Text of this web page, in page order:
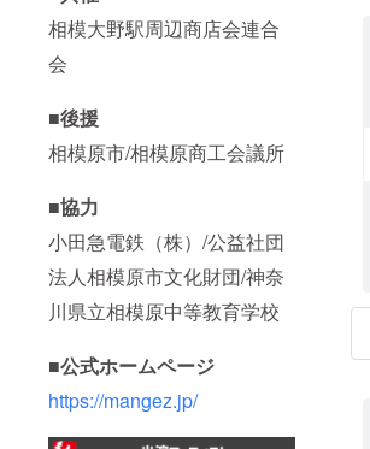
相模大野駅周辺商店会連合
会
■後援
相模原市/相模原商工会議所
■協力
小田急電鉄（株）/公益社団
法人相模原市文化財団/神奈
川県立相模原中等教育学校
■公式ホームページ
https://mangez.jp/